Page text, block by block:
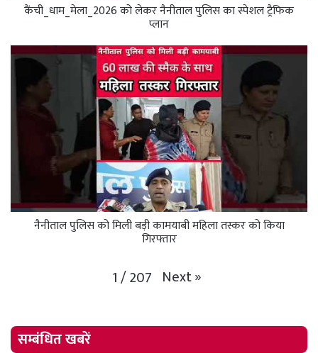
कैंची_धाम_मेला_2026 को लेकर नैनीताल पुलिस का स्पेशल ट्रैफिक
प्लान
नैनीताल पुलिस को मिली बड़ी कामयाबी महिला तस्कर को किया
गिरफ्तार
1/207 Next»
सम्बंधित खबरें